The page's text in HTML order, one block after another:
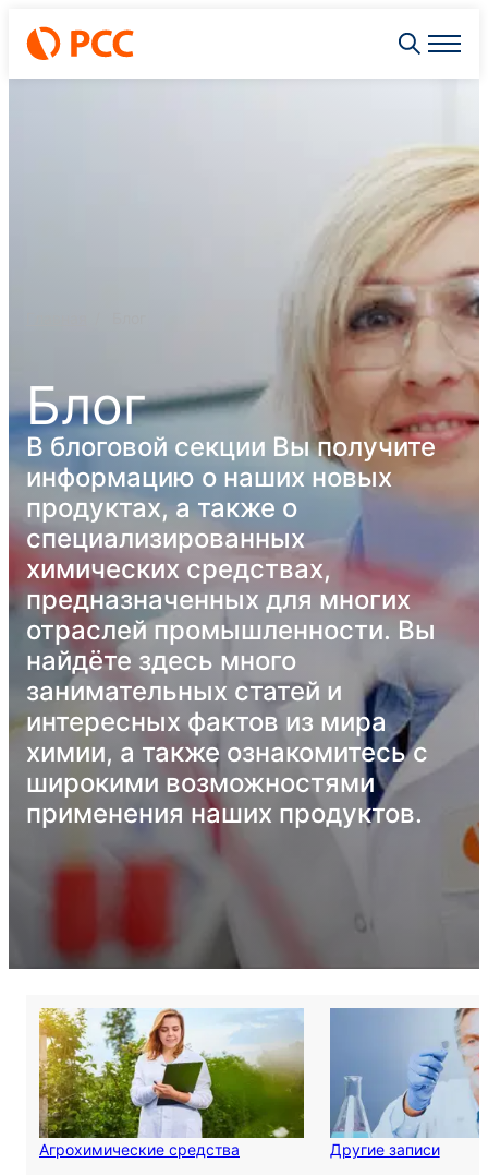
Блог
В блоговой секции Вы получите
информацию о наших новых
продуктах, а также о
специализированных
химических средствах,
предназначенных для многих
отраслей промышленности. Вы
найдёте здесь много
занимательных статей и
интересных фактов из мира
химии, а также ознакомитесь с
широкими возможностями
применения наших продуктов.
Агрохимические средства Другие записи